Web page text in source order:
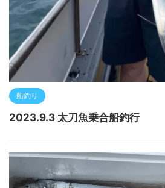
船釣り
2023.9.3 太刀魚乗合船釣行